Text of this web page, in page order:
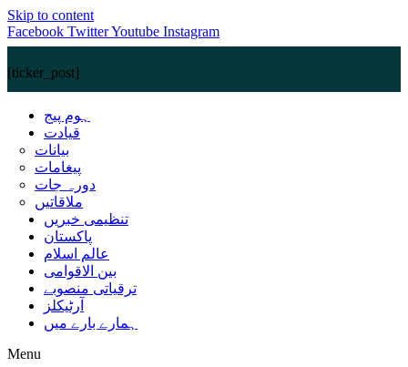
Skip to content
Facebook TwitterYoutube Instagram
[ticker_post]
ہوم پیج
قیادت
بیانات
پیغامات
دورہ جات
ملاقاتیں
تنظیمی خبریں
پاکستان
عالم اسلام
بین الاقوامی
ترقیاتی منصوبے
آرٹیکلز
ہمارے بارے میں
Menu